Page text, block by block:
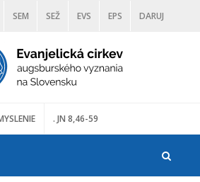
SEM SEŽ EVS EPS DARUJ
ŠKOLY TRANOSCIUS
. JN 8,46-59